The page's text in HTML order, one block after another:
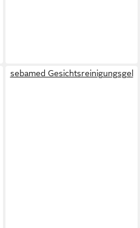
sebamed Gesichtsreinigungsgel